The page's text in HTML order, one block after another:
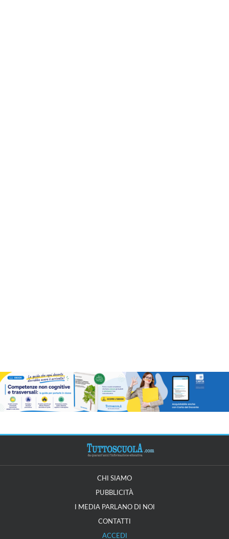
CHI SIAMO
PUBBLICITÀ
I MEDIA PARLANO DI NOI
CONTATTI
ACCEDI